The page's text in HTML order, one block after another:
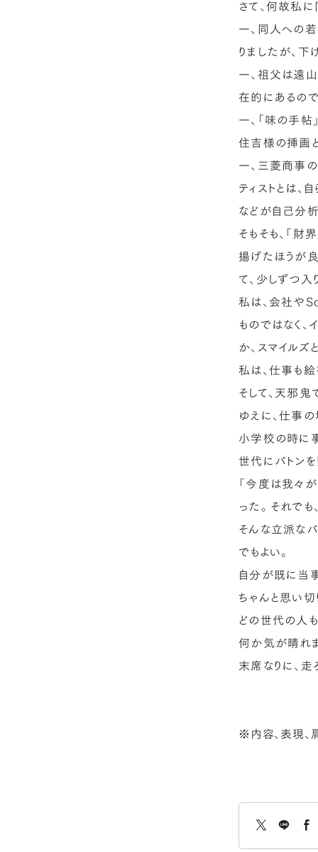
さて、何故私
一、同人への
りましたが、下
一、祖父は遠
在的にあるので
一、「味の手
住吉様の挿画
一、三菱商事
ティストとは、
などが自己分
そもそも、「
揚げたほうが
て、少しずつ
私は、会社や
ものではなく
か、スマイル
私は、仕事も絵
そして、天邪鬼
ゆえに、仕事
小学校の時に
世代にバトンを
「今度は我々
った。それで
そんな立派なバ
でもよい。
自分が既に当
ちゃんと思い切
どの世代の人
何か気が晴れ
末席なりに、走
※内容、表現、